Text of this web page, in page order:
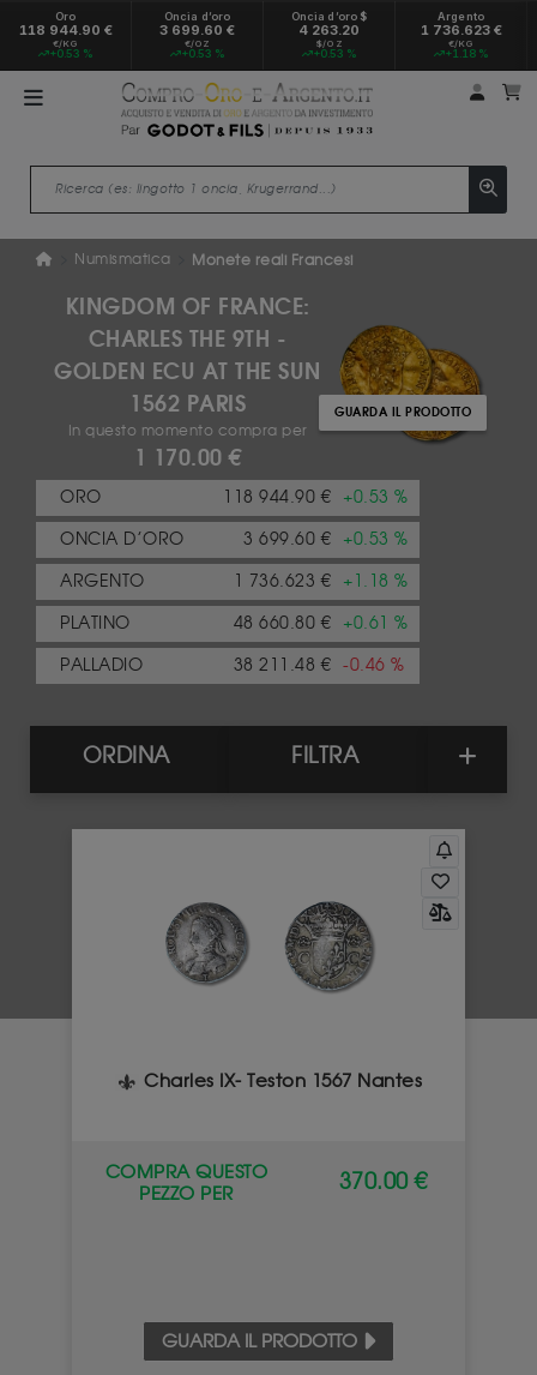
Oro
118 944.90 €
€/KG
+0.53 %
Oncia d’oro
3 699.60 €
€/OZ
+0.53 %
Oncia d’oro $
4 263.20
$/OZ
+0.53 %
Argento
1 736.623 €
€/KG
+1.18 %
Il mio
Numismatica Monete reali Francesi
KINGDOM OF FRANCE:
CHARLES THE 9TH -
GOLDEN ECU AT THE SUN
1562 PARIS
In questo momento compra per
1 170.00 €
GUARDA IL PRODOTTO
ORO 118 944.90 € +0.53 %
ONCIA D’ORO 3 699.60 € +0.53 %
ARGENTO 1 736.623 € +1.18 %
PLATINO 48 660.80 € +0.61 %
PALLADIO 38 211.48 € -0.46 %
ORDINA FILTRA
Charles IX- Teston 1567 Nantes
COMPRA QUESTO
PEZZO PER
370.00 €
GUARDA IL PRODOTTO